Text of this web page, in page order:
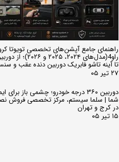
راهنمای جامع آپشن‌های تخصصی تویوتا
تا آینه تاشو فابریک دوربین دنده عقب و
۲۷ تیر ۰۵
دوربین ۳۶۰ درجه خودرو؛ چشمی باز
شما | سلما سیستم، مرکز تخصصی فروش
در کرج و تهران
۱۵ تیر ۰۵